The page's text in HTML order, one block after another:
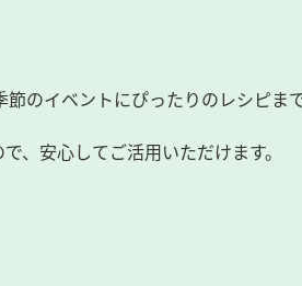
のイベントにぴったりのレシピま
、安心してご活用いただけます。